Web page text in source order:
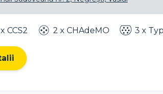
CCS2 2 x CHAdeMO 3 x